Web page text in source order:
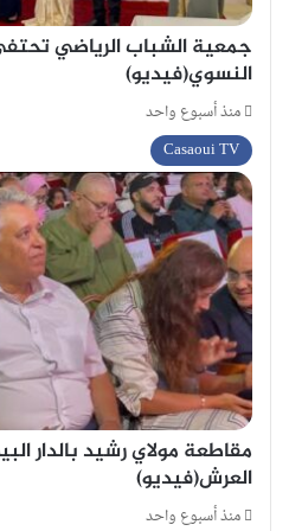
جمعية الشباب الرياضي
النسوي(فيديو)
منذ أسبوع واحد
Casaoui TV
مقاطعة مولاي رشيد بالدار
العرش(فيديو)
منذ أسبوع واحد